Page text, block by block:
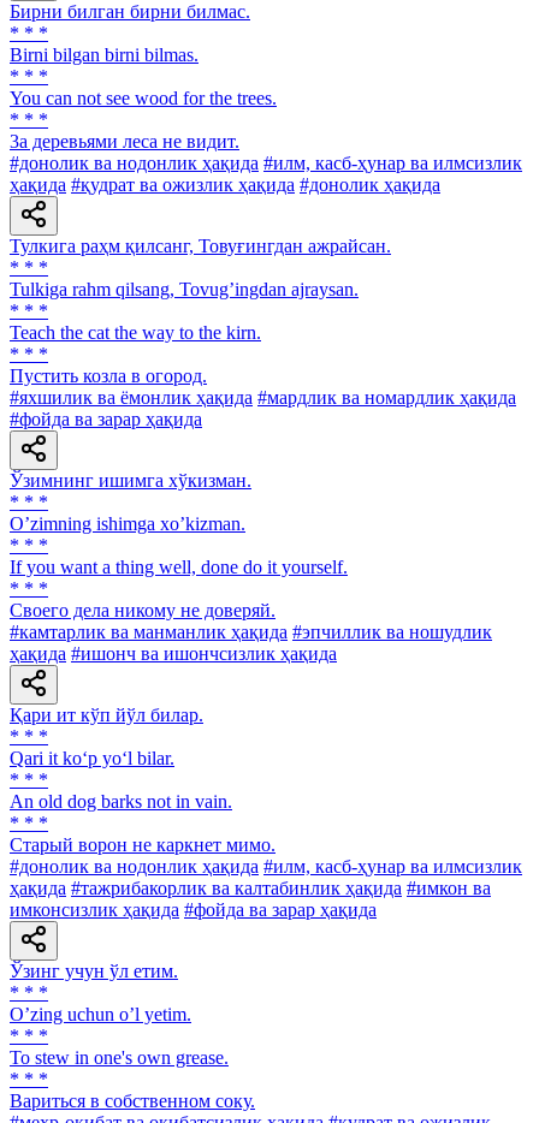
Бирни билган бирни билмас.
* * *
Birni bilgan birni bilmas.
* * *
You can not see wood for the trees.
* * *
3a деревьями леса не видит.
#донолик ва нодонлик ҳақида #илм, касб-ҳунар ва илмсизлик
ҳақида #қудрат ва ожизлик ҳақида #донолик ҳақида
Тулкига раҳм қилсанг, Товуғингдан ажрайсан.
* * *
Tulkiga rahm qilsang, Tovugʼingdan ajraysan.
* * *
Teach the cat the way to the kirn.
* * *
Пустить козла в огород.
#яхшилик ва ёмонлик ҳақида #мардлик ва номардлик ҳақида
#фойда ва зарар ҳақида
Ўзимнинг ишимга хўкизман.
* * *
Oʼzimning ishimga xoʼkizman.
* * *
If you want a thing well, done do it yourself.
* * *
Своего дела никому не доверяй.
#камтарлик ва манманлик ҳақида #эпчиллик ва ношудлик
ҳақида #ишонч ва ишончсизлик ҳақида
Қари ит кўп йўл билар.
* * *
Qari it ko‘p yo‘l bilar.
* * *
An old dog barks not in vain.
* * *
Старый ворон не каркнет мимо.
#донолик ва нодонлик ҳақида #илм, касб-ҳунар ва илмсизлик
ҳақида #тажрибакорлик ва калтабинлик ҳақида #имкон ва
имконсизлик ҳақида #фойда ва зарар ҳақида
Ўзинг учун ўл етим.
* * *
Oʼzing uchun oʼl yetim.
* * *
To stew in one's own grease.
* * *
Вариться в собственном соку.